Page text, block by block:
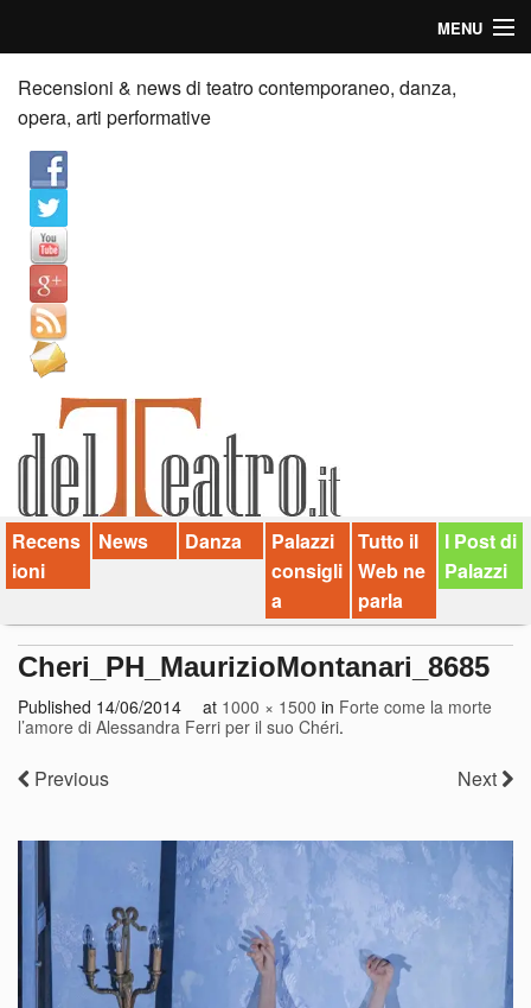
MENU
Home
Recensioni
Anticipazioni
News
Palazzi consiglia
Video
Chi siamo
Contatti
dT in English
Recensioni & news di teatro contemporaneo, danza,
opera, arti performative
Recens
ioni
News Danza
Palazzi
consigli
a
Tutto il
Web ne
parla
I Post di
Palazzi
Cheri_PH_MaurizioMontanari_8685
Published 14/06/2014 at 1000 × 1500 in Forte come la morte
l’amore di Alessandra Ferri per il suo Chéri.
Previous Next